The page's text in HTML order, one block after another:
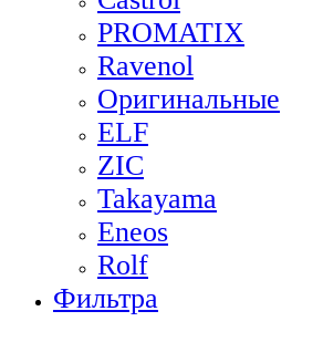
PROMATIX
Ravenol
Оригинальные
ELF
ZIC
Takayama
Eneos
Rolf
Фильтра